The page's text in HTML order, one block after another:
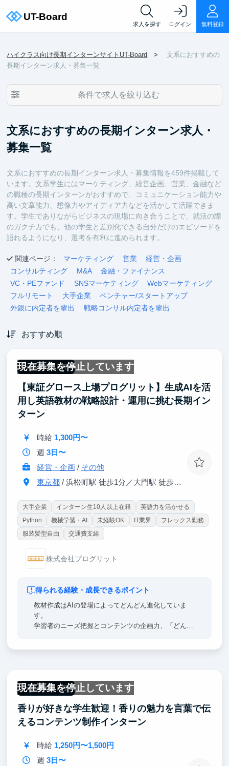
求人を探す ログイン 無料登録
ハイクラス向け長期インターンサイトUT-Board
文系におすすめの
長期インターン求人・募集一覧
条件で求人を絞り込む
文系におすすめの長期インターン求人・
募集一覧
文系におすすめの長期インターン求人・募集情報を459件掲載して
います。文系学生にはマーケティング、経営企画、営業、金融など
の職種の長期インターンがおすすめで、コミュニケーション能力や
高い文章能力、想像力やアイディア力などを活かして活躍できま
す。学生でありながらビジネスの現場に向き合うことで、就活の際
のガクチカでも、他の学生と差別化できる自分だけのエピソードを
語れるようになり、選考を有利に進められます。
関連ページ： マーケティング 営業
経営・企画
コンサルティング
M&A
金融・ファイナンス
VC・PEファンド
SNSマーケティング
Webマーケティング
フルリモート
大手企業
ベンチャー/スタートアップ
外銀に内定者を輩出
戦略コンサル内定者を輩出
おすすめ順
現在募集を停止しています
一部リモート可
【東証グロース上場プログリット】生成AIを活
用し英語教材の戦略設計・運用に挑む長期イン
ターン
時給 1,300円〜
週 3日〜
経営・企画/ その他
東京都/ 浜松町駅 徒歩1分／大門駅 徒歩1分
大手企業 インターン生10人以上在籍
英語力を活かせる
Python
機械学習・AI 未経験OK IT業界
フレックス勤務
服装髪型自由
交通費支給
株式会社プログリット
得られる経験・成長できるポイント
教材作成はAIの登場によってどんどん進化していま
す。
学習者のニーズ把握とコンテンツの企画力、「どんな
現在募集を停止しています
一部リモート可
香りが好きな学生歓迎！香りの魅力を言葉で伝
えるコンテンツ制作インターン
時給 1,250円〜1,500円
週 3日〜